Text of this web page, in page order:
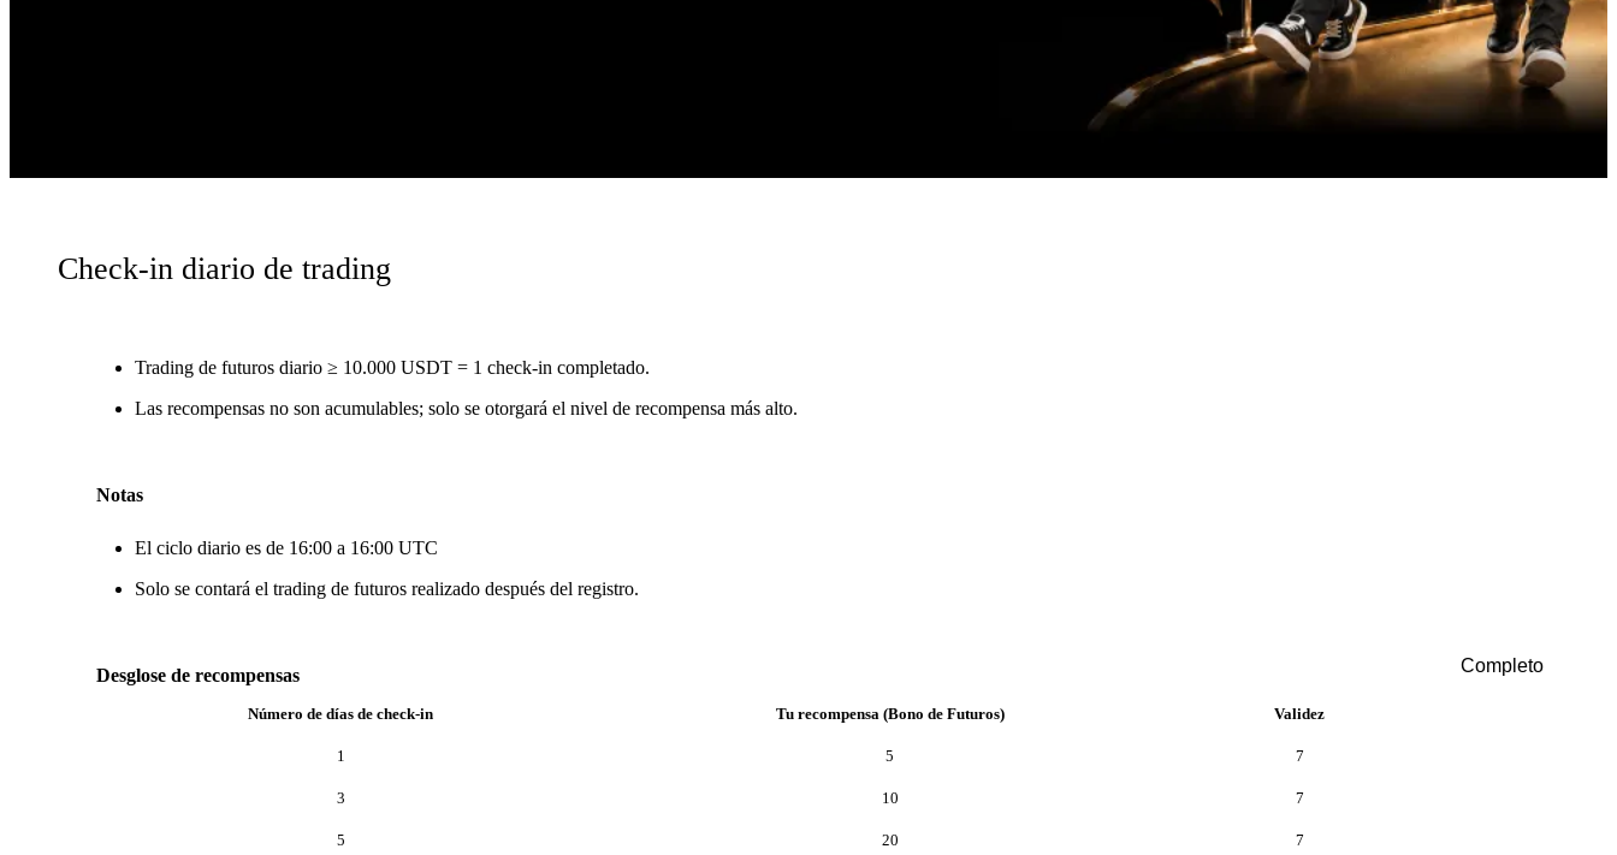
Check-in diario de trading
Trading de futuros diario ≥ 10.000 USDT = 1 check-in completado.
Las recompensas no son acumulables; solo se otorgará el nivel de recompensa más alto.
Notas
El ciclo diario es de 16:00 a 16:00 UTC
Solo se contará el trading de futuros realizado después del registro.
Desglose de recompensas
Número de días de check-in Tu recompensa (Bono de Futuros) Validez
1 5 7
3 10 7
5 20 7
Completo